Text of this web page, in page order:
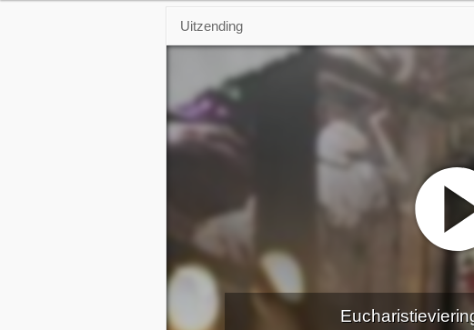
Uitzending